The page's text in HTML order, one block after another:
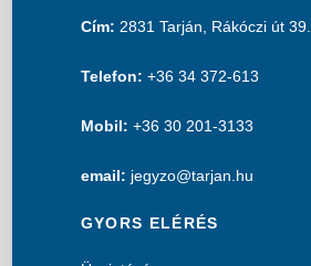
Cím: 2831 Tarján, Rákóczi út 39.
Telefon: +36 34 372-613
Mobil: +36 30 201-3133
email: jegyzo@tarjan.hu
GYORS ELÉRÉS